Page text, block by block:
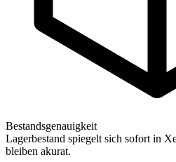
Bestandsgenauigkeit
Lagerbestand spiegelt sich sofort in
bleiben akurat.